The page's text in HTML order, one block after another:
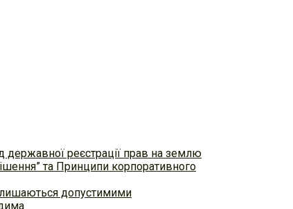
державної реєстрації прав на землю
та Принципи корпоративного
допустимими